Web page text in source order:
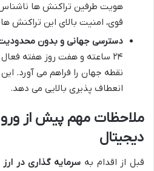
هویت طرفین تراکنش ها ناشناس
قوی، امنیت بالای این تراکنش
دسترسی جهانی و بدون
۲۴ ساعته و هفت روز هفته
نقطه جهان را فراهم می آورد.
انعطاف پذیری بالایی می دهد.
ملاحظات مهم پیش از ورود
دیجیتال
قبل از اقدام به سرمایه گذاری در